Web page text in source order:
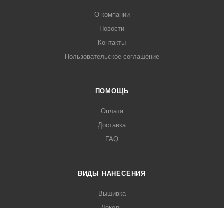
О компании
Новости
Контакты
Пользовательское соглашение
ПОМОЩЬ
Оплата
Доставка
FAQ
ВИДЫ НАНЕСЕНИЯ
Вышивка